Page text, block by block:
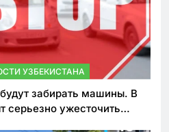
УЗБЕКИСТАНА
забирать машины. В
серьезно ужесточить